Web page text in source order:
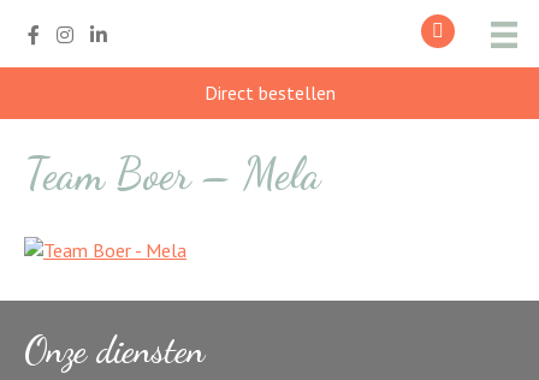
Direct bestellen
Team Boer – Mela
Onze diensten